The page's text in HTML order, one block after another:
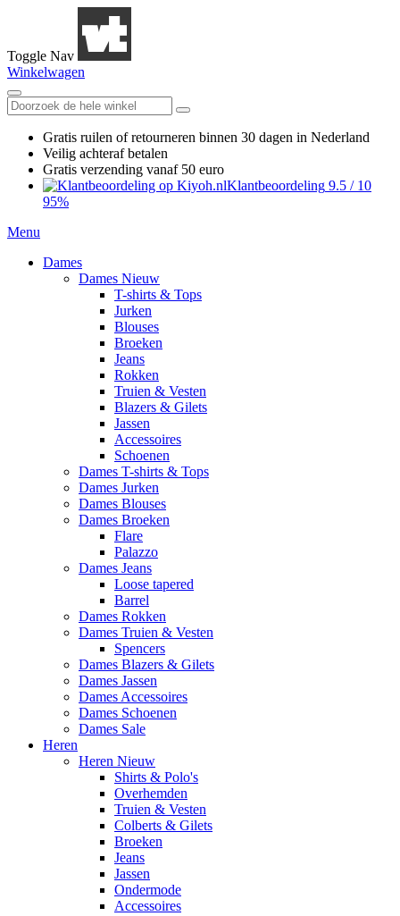
Toggle Nav
Winkelwagen
Gratis ruilen of retourneren binnen 30 dagen in Nederland
Veilig achteraf betalen
Gratis verzending vanaf 50 euro
Klantbeoordeling 9.5 / 10
95%
Menu
Dames
Dames Nieuw
T-shirts & Tops
Jurken
Blouses
Broeken
Jeans
Rokken
Truien & Vesten
Blazers & Gilets
Jassen
Accessoires
Schoenen
Dames T-shirts & Tops
Dames Jurken
Dames Blouses
Dames Broeken
Flare
Palazzo
Dames Jeans
Loose tapered
Barrel
Dames Rokken
Dames Truien & Vesten
Spencers
Dames Blazers & Gilets
Dames Jassen
Dames Accessoires
Dames Schoenen
Dames Sale
Heren
Heren Nieuw
Shirts & Polo's
Overhemden
Truien & Vesten
Colberts & Gilets
Broeken
Jeans
Jassen
Ondermode
Accessoires